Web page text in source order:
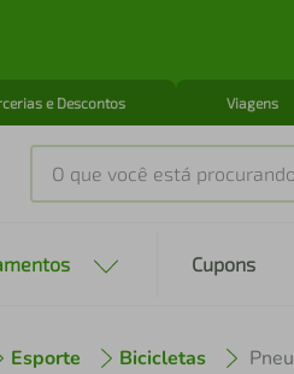
e Descontos Viagens
O que você está procurando?
Cupons
Esporte Bicicletas
2 º cafeteira